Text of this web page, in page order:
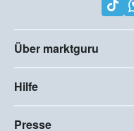
Über marktguru
Hilfe
Presse